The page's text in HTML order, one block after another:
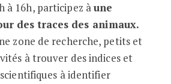
à 16h, participez àune
des traces des animaux.
zone de recherche, petits et
à trouver des indices et
à identifier